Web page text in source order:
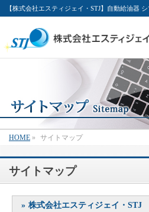
【株式会社エスティジェイ・STJ】自動給油器
HOME » サイトマップ
サイトマップ
株式会社エスティジェイ・STJ